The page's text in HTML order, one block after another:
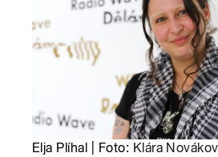
Elja Plíhal | Foto: Klára